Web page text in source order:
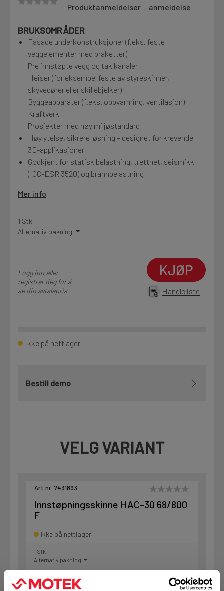
Kontakt
Fra rådgivning til sporing av ordre
Kampanjer
Kvalitetsprodukter til ekstra gode priser
Produktnyheter
Siste nytt om dine favorittprodukter
Produktanmeldelser
anmeldelse
BRUKSOMRÅDER
Fasade underkonstruksjoner (f.eks. feste
veggelementer med braketter)
Pre innstøpte vegg og tak kanaler
Heiser (for eksempel feste av styreskinner,
skyvedører eller skillebjelker)
Byggeapparater (f.eks. oppvarming, ventilasjon)
Kraftverk
Prosjekter med høy miljøstandard
Høy ytelse, sikrere løsning – designet for krevende
3D-applikasjoner
Godkjent for statisk belastning, tretthet, seismikk
(ICC-ESR 3520) og brannbelastning
Mer info
1 Stk
Alternativ pakning
Logg inn eller
registrer deg for å
se din avtalepris
KJØP
Handleliste
Ikke på nettlager
Bestill demo
VELG VARIANT
Art.nr. 7431893
Innstøpningsskinne HAC-30 68/800
F
Ikke på nettlager
1 Stk
Alternativ pakning